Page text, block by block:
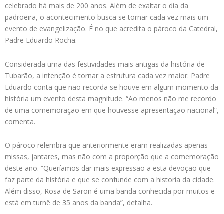
celebrado há mais de 200 anos. Além de exaltar o dia da
padroeira, o acontecimento busca se tornar cada vez mais um
evento de evangelização. É no que acredita o pároco da Catedral,
Padre Eduardo Rocha.
Considerada uma das festividades mais antigas da história de
Tubarão, a intenção é tornar a estrutura cada vez maior. Padre
Eduardo conta que não recorda se houve em algum momento da
história um evento desta magnitude. “Ao menos não me recordo
de uma comemoração em que houvesse apresentação nacional”,
comenta.
O pároco relembra que anteriormente eram realizadas apenas
missas, jantares, mas não com a proporção que a comemoração
deste ano. “Queríamos dar mais expressão a esta devoção que
faz parte da história e que se confunde com a historia da cidade.
Além disso, Rosa de Saron é uma banda conhecida por muitos e
está em turnê de 35 anos da banda”, detalha.